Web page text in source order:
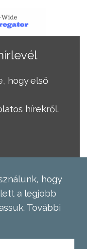
hogy első
hírekről.
hogy
a legjobb
További